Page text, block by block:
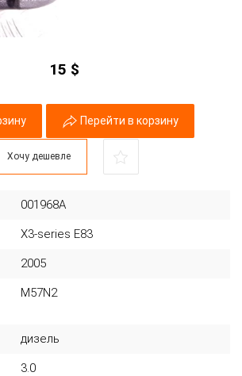
15 $
Перейти в корзину
Хочу дешевле
001968A
X3-series E83
2005
M57N2
дизель
3.0